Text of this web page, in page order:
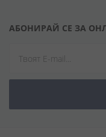
АБОНИРАЙ СЕ ЗА